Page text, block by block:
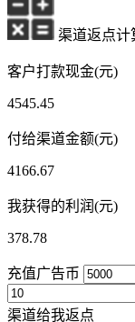
渠道返点计
客户打款现金(元)
4545.45
付给渠道金额(元)
4166.67
我获得的利润(元)
378.78
充值广告币
渠道给我返点